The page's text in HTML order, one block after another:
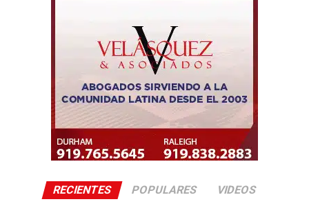
RECIENTES POPULARES VIDEOS